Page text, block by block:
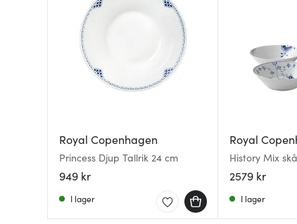
Royal Copenhagen
Princess Djup Tallrik 24 cm
949 kr
I lager
Royal
History Mix
2579 kr
I lager